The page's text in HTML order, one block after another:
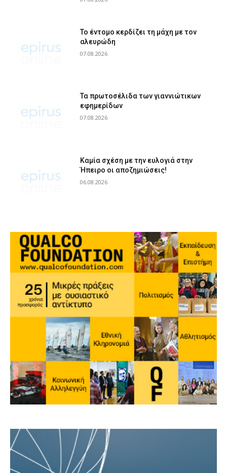
Το έντομο κερδίζει τη μάχη με τον
αλευρώδη
07.08.2026
Τα πρωτοσέλιδα των γιαννιώτικων
εφημερίδων
07.08.2026
Καμία σχέση με την ευλογιά στην
Ήπειρο οι αποζημιώσεις!
06.08.2026